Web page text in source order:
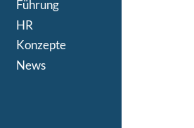
Führung
HR
Konzepte
News